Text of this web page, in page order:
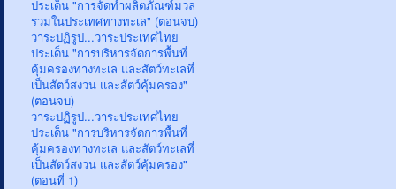
ประเด็น "การจัดทำผลิตภัณฑ์มวล
รวมในประเทศทางทะเล" (ตอนจบ)
วาระปฏิรูป...วาระประเทศไทย
ประเด็น "การบริหารจัดการพื้นที่
คุ้มครองทางทะเล และสัตว์ทะเลที่
เป็นสัตว์สงวน และสัตว์คุ้มครอง"
(ตอนจบ)
วาระปฏิรูป...วาระประเทศไทย
ประเด็น "การบริหารจัดการพื้นที่
คุ้มครองทางทะเล และสัตว์ทะเลที่
เป็นสัตว์สงวน และสัตว์คุ้มครอง"
(ตอนที่ 1)